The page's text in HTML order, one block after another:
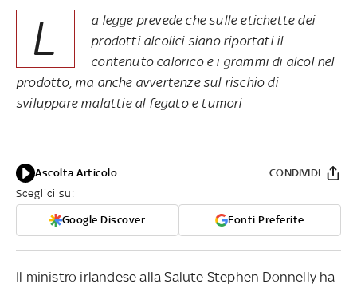
L
a legge prevede che sulle etichette dei
prodotti alcolici siano riportati il
contenuto calorico e i grammi di alcol nel
prodotto, ma anche avvertenze sul rischio di
sviluppare malattie al fegato e tumori
Ascolta Articolo
Sceglici su:
Google Discover Fonti Preferite
CONDIVIDI
Il ministro irlandese alla Salute Stephen Donnelly ha